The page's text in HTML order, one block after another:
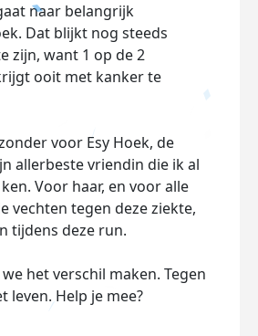
naar belangrijk
Dat blijkt nog steeds
zijn, want 1 op de 2
ooit met kanker te
voor Esy Hoek, de
allerbeste vriendin die ik al
Voor haar, en voor alle
vechten tegen deze ziekte,
tijdens deze run.
het verschil maken. Tegen
leven. Help je mee?